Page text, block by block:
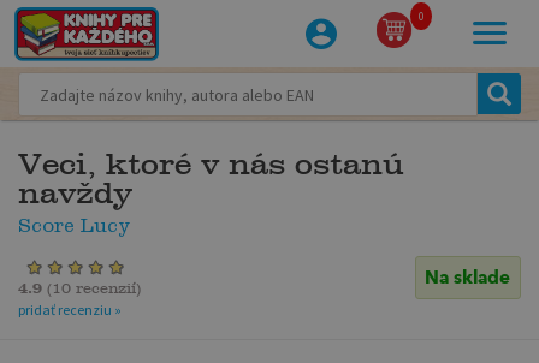
0
Veci, ktoré v nás ostanú
navždy
Score Lucy
Na sklade
4.9 ( 10 recenzií)
pridať recenziu »